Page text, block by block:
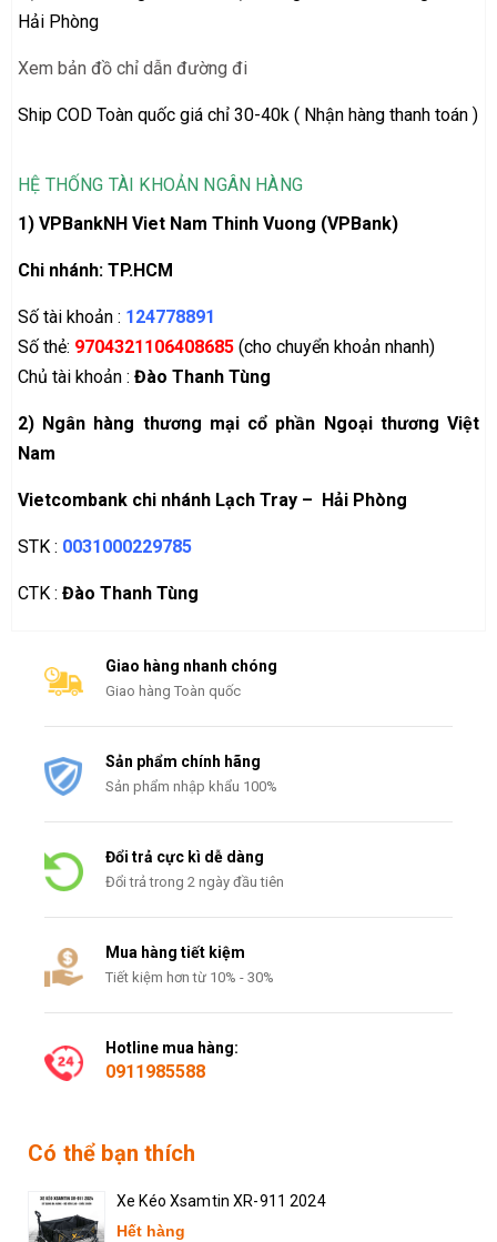
Hải Phòng
Xem bản đồ chỉ dẫn đường đi
Ship COD Toàn quốc giá chỉ 30-40k ( Nhận hàng thanh toán )
HỆ THỐNG TÀI KHOẢN NGÂN HÀNG
1) VPBankNH Viet Nam Thinh Vuong (VPBank)
Chi nhánh: TP.HCM
Số tài khoản : 124778891
Số thẻ: 9704321106408685 (cho chuyển khoản nhanh)
Chủ tài khoản : Đào Thanh Tùng
2) Ngân hàng thương mại cổ phần Ngoại thương Việt
Nam
Vietcombank chi nhánh Lạch Tray – Hải Phòng
STK : 0031000229785
CTK : Đào Thanh Tùng
Giao hàng nhanh chóng
Giao hàng Toàn quốc
Sản phẩm chính hãng
Sản phẩm nhập khẩu 100%
Đổi trả cực kì dễ dàng
Đổi trả trong 2 ngày đầu tiên
Mua hàng tiết kiệm
Tiết kiệm hơn từ 10% - 30%
Hotline mua hàng:
0911985588
Có thể bạn thích
Xe Kéo Xsamtin XR-911 2024
Hết hàng